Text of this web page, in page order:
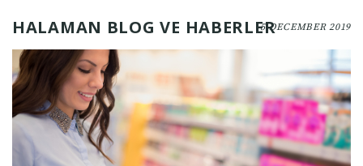
HALAMAN BLOG VE HABERLER5 DECEMBER 2019